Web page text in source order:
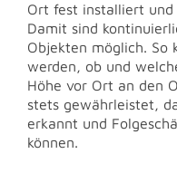
Ort fest installiert
Damit sind
Objekten möglich. So
werden, ob und
Höhe vor Ort an den
stets gewährleistet,
erkannt und
können.